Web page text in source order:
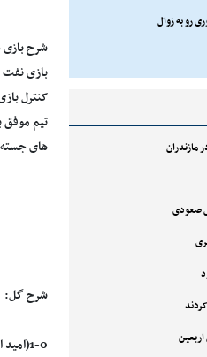
رو به زوال
مازندران
صعودی
اربعین
شرح بازی
بازی نفت
کنترل
های جسته و
شرح گل: